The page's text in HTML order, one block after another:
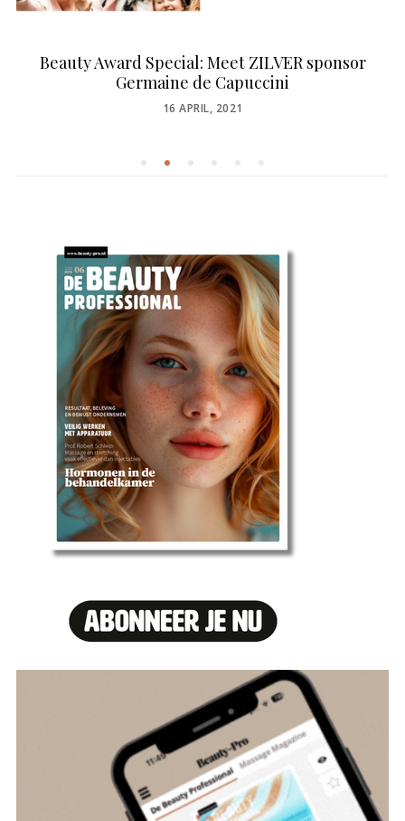
Beauty Award Special: Meet ZILVER sponsor
Germaine de Capuccini
POSTED
16 APRIL, 2021